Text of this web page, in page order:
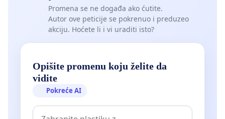
Promena se ne događa ako ćutite.
Autor ove peticije se pokrenuo i preduzeo
akciju. Hoćete li i vi uraditi isto?
Opišite promenu koju želite da
vidite
Pokreće AI